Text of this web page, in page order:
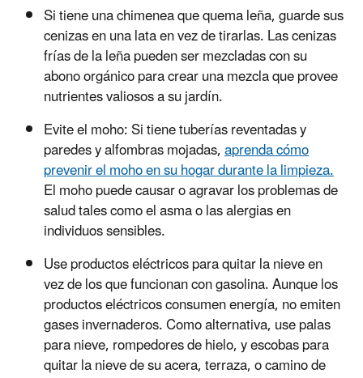
Si tiene una chimenea que quema leña, guarde sus
cenizas en una lata en vez de tirarlas. Las cenizas
frías de la leña pueden ser mezcladas con su
abono orgánico para crear una mezcla que provee
nutrientes valiosos a su jardín.
Evite el moho: Si tiene tuberías reventadas y
paredes y alfombras mojadas,aprenda cómo
prevenir el moho en su hogar durante la limpieza.
El moho puede causar o agravar los problemas de
salud tales como el asma o las alergias en
individuos sensibles.
Use productos eléctricos para quitar la nieve en
vez de los que funcionan con gasolina. Aunque los
productos eléctricos consumen energía, no emiten
gases invernaderos. Como alternativa, use palas
para nieve, rompedores de hielo, y escobas para
quitar la nieve de su acera, terraza, o camino de